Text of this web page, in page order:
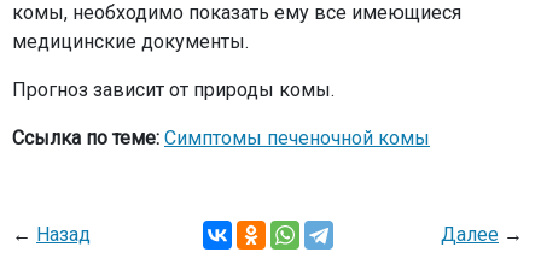
комы, необходимо показать ему все имеющиеся
медицинские документы.
Прогноз зависит от природы комы.
Ссылка по теме: Симптомы печеночной комы
← Назад Далее →